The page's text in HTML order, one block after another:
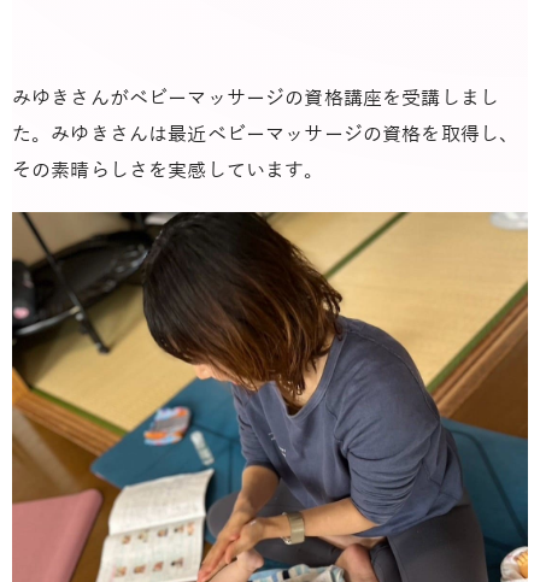
みゆきさんがベビーマッサージの資格講座を受講しまし
た。みゆきさんは最近ベビーマッサージの資格を取得し、
その素晴らしさを実感しています。